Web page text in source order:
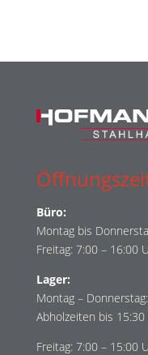
Büro:
Montag bis
Freitag: 7:00 – 16:00
Lager:
Montag –
Abholzeiten bis 15:30
Freitag: 7:00 – 15:00